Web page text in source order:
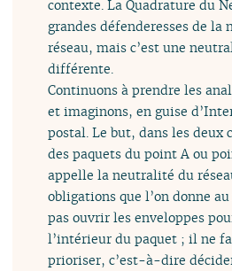
contexte. La Quadrature du
grandes défenderesses de la
réseau, mais c’est une
différente.
Continuons à prendre les
et imaginons, en guise
postal. Le but, dans les deux
des paquets du point A ou
appelle la neutralité du
obligations que l’on donne
pas ouvrir les enveloppes
l’intérieur du paquet ; il ne
prioriser, c’est-à-dire